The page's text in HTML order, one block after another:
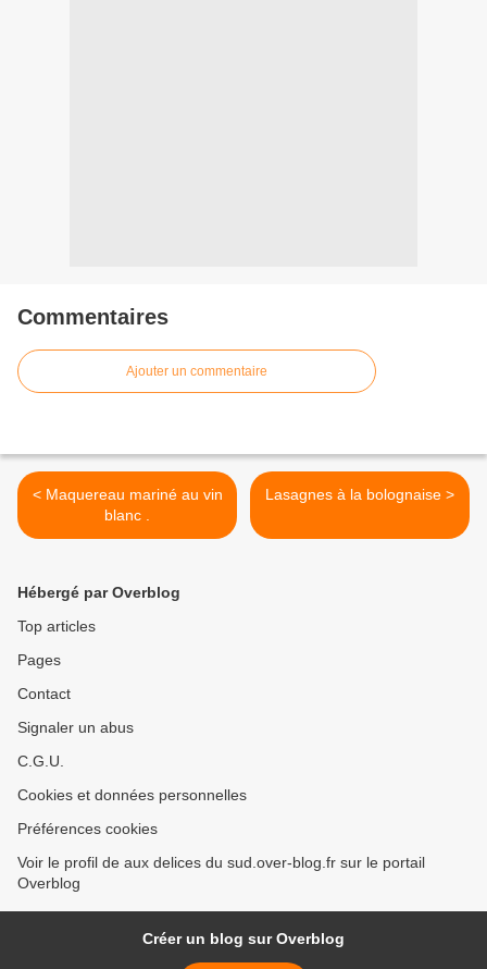
Commentaires
Ajouter un commentaire
< Maquereau mariné au vin
blanc .
Lasagnes à la bolognaise >
Hébergé par Overblog
Top articles
Pages
Contact
Signaler un abus
C.G.U.
Cookies et données personnelles
Préférences cookies
Voir le profil de aux delices du sud.over-blog.fr sur le portail
Overblog
Créer un blog sur Overblog